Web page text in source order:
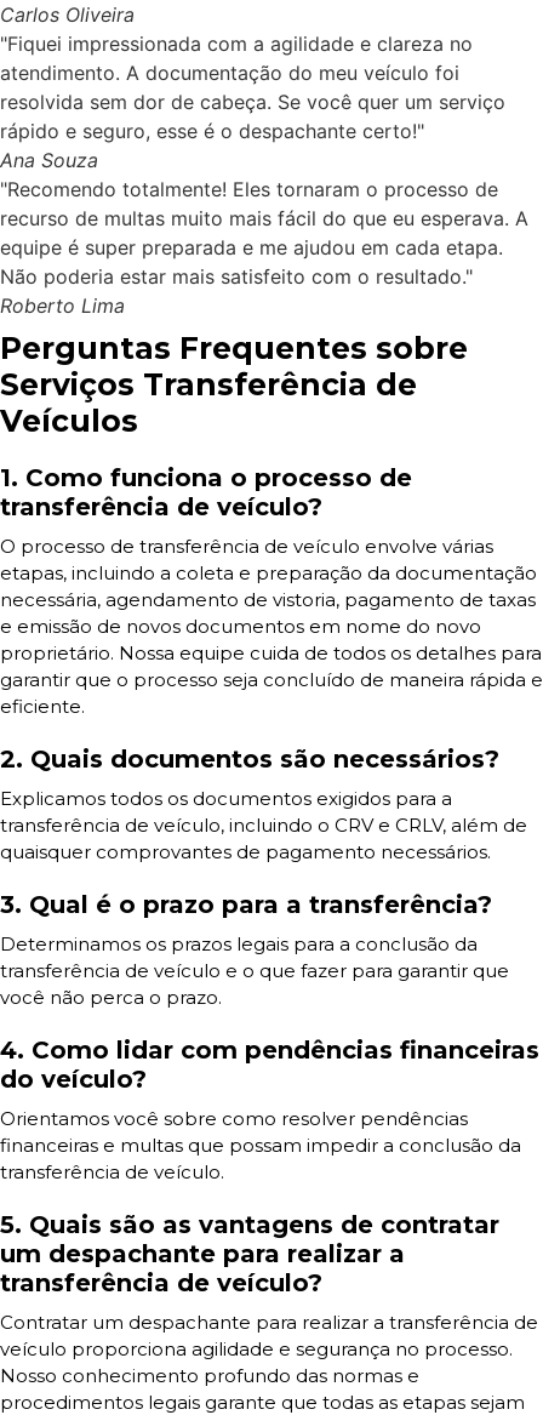
Carlos Oliveira
"Fiquei impressionada com a agilidade e clareza no
atendimento. A documentação do meu veículo foi
resolvida sem dor de cabeça. Se você quer um serviço
rápido e seguro, esse é o despachante certo!"
Ana Souza
"Recomendo totalmente! Eles tornaram o processo de
recurso de multas muito mais fácil do que eu esperava. A
equipe é super preparada e me ajudou em cada etapa.
Não poderia estar mais satisfeito com o resultado."
Roberto Lima
Perguntas Frequentes sobre
Serviços Transferência de
Veículos
1. Como funciona o processo de
transferência de veículo?
O processo de transferência de veículo envolve várias
etapas, incluindo a coleta e preparação da documentação
necessária, agendamento de vistoria, pagamento de taxas
e emissão de novos documentos em nome do novo
proprietário. Nossa equipe cuida de todos os detalhes para
garantir que o processo seja concluído de maneira rápida e
eficiente.
2. Quais documentos são necessários?
Explicamos todos os documentos exigidos para a
transferência de veículo, incluindo o CRV e CRLV, além de
quaisquer comprovantes de pagamento necessários.
3. Qual é o prazo para a transferência?
Determinamos os prazos legais para a conclusão da
transferência de veículo e o que fazer para garantir que
você não perca o prazo.
4. Como lidar com pendências financeiras
do veículo?
Orientamos você sobre como resolver pendências
financeiras e multas que possam impedir a conclusão da
transferência de veículo.
5. Quais são as vantagens de contratar
um despachante para realizar a
transferência de veículo?
Contratar um despachante para realizar a transferência de
veículo proporciona agilidade e segurança no processo.
Nosso conhecimento profundo das normas e
procedimentos legais garante que todas as etapas sejam